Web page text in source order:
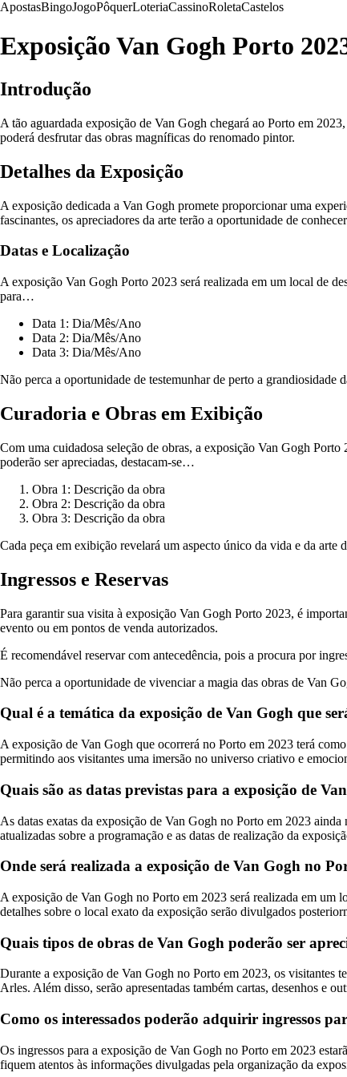
ApostasBingoJogoPôquerLoteriaCassinoRoletaCastelos
Exposição Van Gogh Porto
Introdução
A tão aguardada exposição de Van Gogh chegará ao Porto em
poderá desfrutar das obras magníficas do renomado pintor.
Detalhes da Exposição
A exposição dedicada a Van Gogh promete proporcionar uma
fascinantes, os apreciadores da arte terão a oportunidade de
Datas e Localização
A exposição Van Gogh Porto 2023 será realizada em um local de
para…
Data 1: Dia/Mês/Ano
Data 2: Dia/Mês/Ano
Data 3: Dia/Mês/Ano
Não perca a oportunidade de testemunhar de perto a grandiosidade
Curadoria e Obras em Exibição
Com uma cuidadosa seleção de obras, a exposição Van Gogh
poderão ser apreciadas, destacam-se…
Obra 1: Descrição da obra
Obra 2: Descrição da obra
Obra 3: Descrição da obra
Cada peça em exibição revelará um aspecto único da vida e da
Ingressos e Reservas
Para garantir sua visita à exposição Van Gogh Porto 2023, é
evento ou em pontos de venda autorizados.
É recomendável reservar com antecedência, pois a procura por
Não perca a oportunidade de vivenciar a magia das obras de Van
Qual é a temática da exposição de Van Gogh que
A exposição de Van Gogh que ocorrerá no Porto em 2023 terá
permitindo aos visitantes uma imersão no universo criativo e
Quais são as datas previstas para a exposição de
As datas exatas da exposição de Van Gogh no Porto em 2023
atualizadas sobre a programação e as datas de realização da
Onde será realizada a exposição de Van Gogh no
A exposição de Van Gogh no Porto em 2023 será realizada em um
detalhes sobre o local exato da exposição serão divulgados
Quais tipos de obras de Van Gogh poderão ser
Durante a exposição de Van Gogh no Porto em 2023, os visitantes
Arles. Além disso, serão apresentadas também cartas, desenhos e
Como os interessados poderão adquirir ingressos
Os ingressos para a exposição de Van Gogh no Porto em 2023
fiquem atentos às informações divulgadas pela organização da